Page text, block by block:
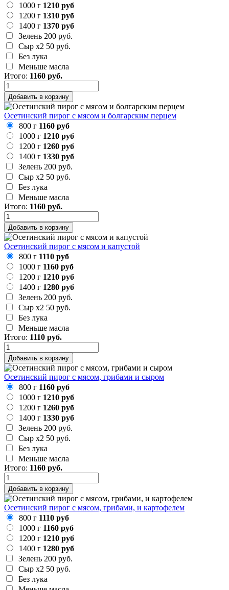
1000 г 1210 руб
1200 г 1310 руб
1400 г 1370 руб
Зелень 200 руб.
Сыр х2 50 руб.
Без лука
Меньше масла
Итого: 1160 руб.
Добавить в корзину
Осетинский пирог с мясом и болгарским перцем
800 г 1160 руб
1000 г 1210 руб
1200 г 1260 руб
1400 г 1330 руб
Зелень 200 руб.
Сыр х2 50 руб.
Без лука
Меньше масла
Итого: 1160 руб.
Добавить в корзину
Осетинский пирог с мясом и капустой
800 г 1110 руб
1000 г 1160 руб
1200 г 1210 руб
1400 г 1280 руб
Зелень 200 руб.
Сыр х2 50 руб.
Без лука
Меньше масла
Итого: 1110 руб.
Добавить в корзину
Осетинский пирог с мясом, грибами и сыром
800 г 1160 руб
1000 г 1210 руб
1200 г 1260 руб
1400 г 1330 руб
Зелень 200 руб.
Сыр х2 50 руб.
Без лука
Меньше масла
Итого: 1160 руб.
Добавить в корзину
Осетинский пирог с мясом, грибами, и картофелем
800 г 1110 руб
1000 г 1160 руб
1200 г 1210 руб
1400 г 1280 руб
Зелень 200 руб.
Сыр х2 50 руб.
Без лука